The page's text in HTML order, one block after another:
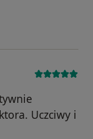
Uczciwy i